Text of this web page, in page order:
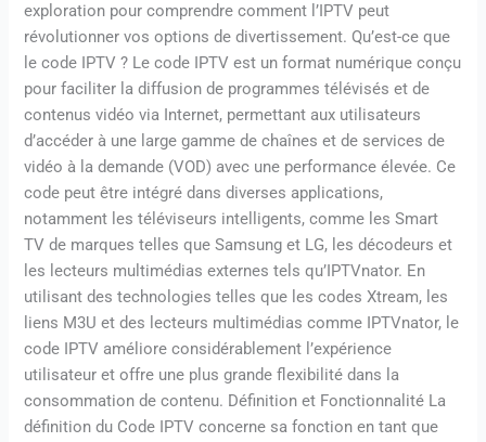
exploration pour comprendre comment l’IPTV peut
révolutionner vos options de divertissement. Qu’est-ce que
le code IPTV ? Le code IPTV est un format numérique conçu
pour faciliter la diffusion de programmes télévisés et de
contenus vidéo via Internet, permettant aux utilisateurs
d’accéder à une large gamme de chaînes et de services de
vidéo à la demande (VOD) avec une performance élevée. Ce
code peut être intégré dans diverses applications,
notamment les téléviseurs intelligents, comme les Smart
TV de marques telles que Samsung et LG, les décodeurs et
les lecteurs multimédias externes tels qu’IPTVnator. En
utilisant des technologies telles que les codes Xtream, les
liens M3U et des lecteurs multimédias comme IPTVnator, le
code IPTV améliore considérablement l’expérience
utilisateur et offre une plus grande flexibilité dans la
consommation de contenu. Définition et Fonctionnalité La
définition du Code IPTV concerne sa fonction en tant que